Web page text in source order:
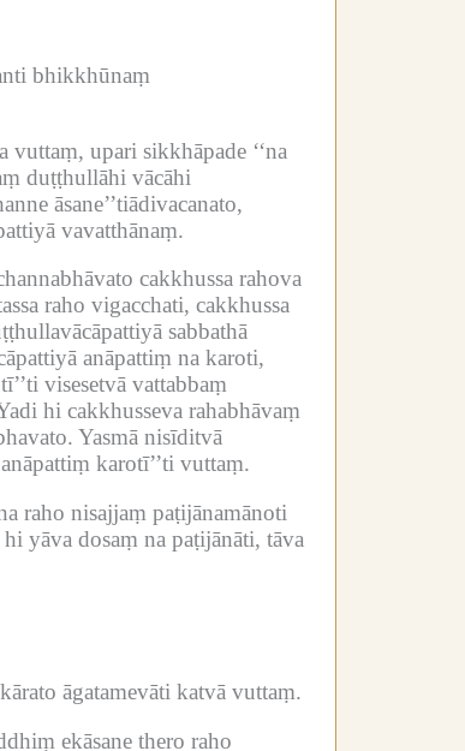
bhikkhūnaṃ
vuttaṃ, upari sikkhāpade ‘‘na
duṭṭhullāhi vācāhi
āsane’’tiādivacanato,
vavatthānaṃ.
cakkhussa rahova
raho vigacchati, cakkhussa
sabbathā
anāpattiṃ na karoti,
visesetvā vattabbaṃ
hi cakkhusseva rahabhāvaṃ
Yasmā nisīditvā
karotī’’ti vuttaṃ.
raho nisajjaṃ paṭijānamānoti
hi yāva dosaṃ na paṭijānāti, tāva
āgatamevāti katvā vuttaṃ.
ekāsane thero raho